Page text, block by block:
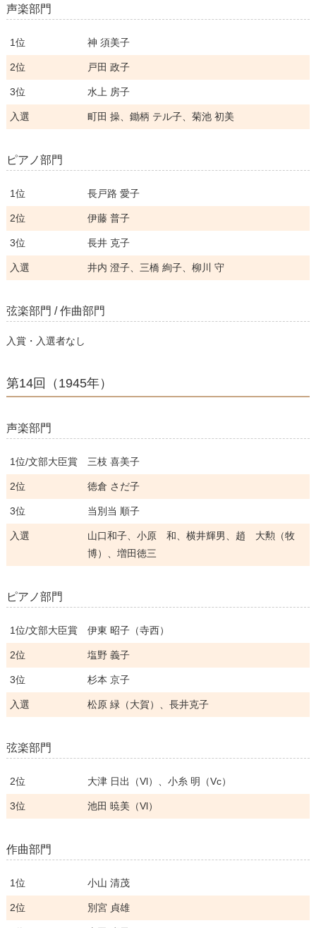
声楽部門
1位 神 須美子
2位 戸田 政子
3位 水上 房子
入選 町田 操、鋤柄 テル子、菊池 初美
ピアノ部門
1位 長戸路 愛子
2位 伊藤 普子
3位 長井 克子
入選 井内 澄子、三橋 絢子、柳川 守
弦楽部門 / 作曲部門
入賞・入選者なし
第14回（1945年）
声楽部門
1位/文部大臣賞 三枝 喜美子
2位 徳倉 さだ子
3位 当別当 順子
入選
山口和子、小原 和、横井輝男、趙 大勲（牧
博）、増田徳三
ピアノ部門
1位/文部大臣賞 伊東 昭子（寺西）
2位 塩野 義子
3位 杉本 京子
入選 松原 緑（大賀）、長井克子
弦楽部門
2位 大津 日出（Vl）、小糸 明（Vc）
3位 池田 暁美（Vl）
作曲部門
1位 小山 清茂
2位 別宮 貞雄